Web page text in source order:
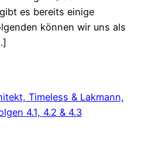
es bereits einige
können wir uns als
Timeless & Lakmann,
4.1, 4.2 & 4.3